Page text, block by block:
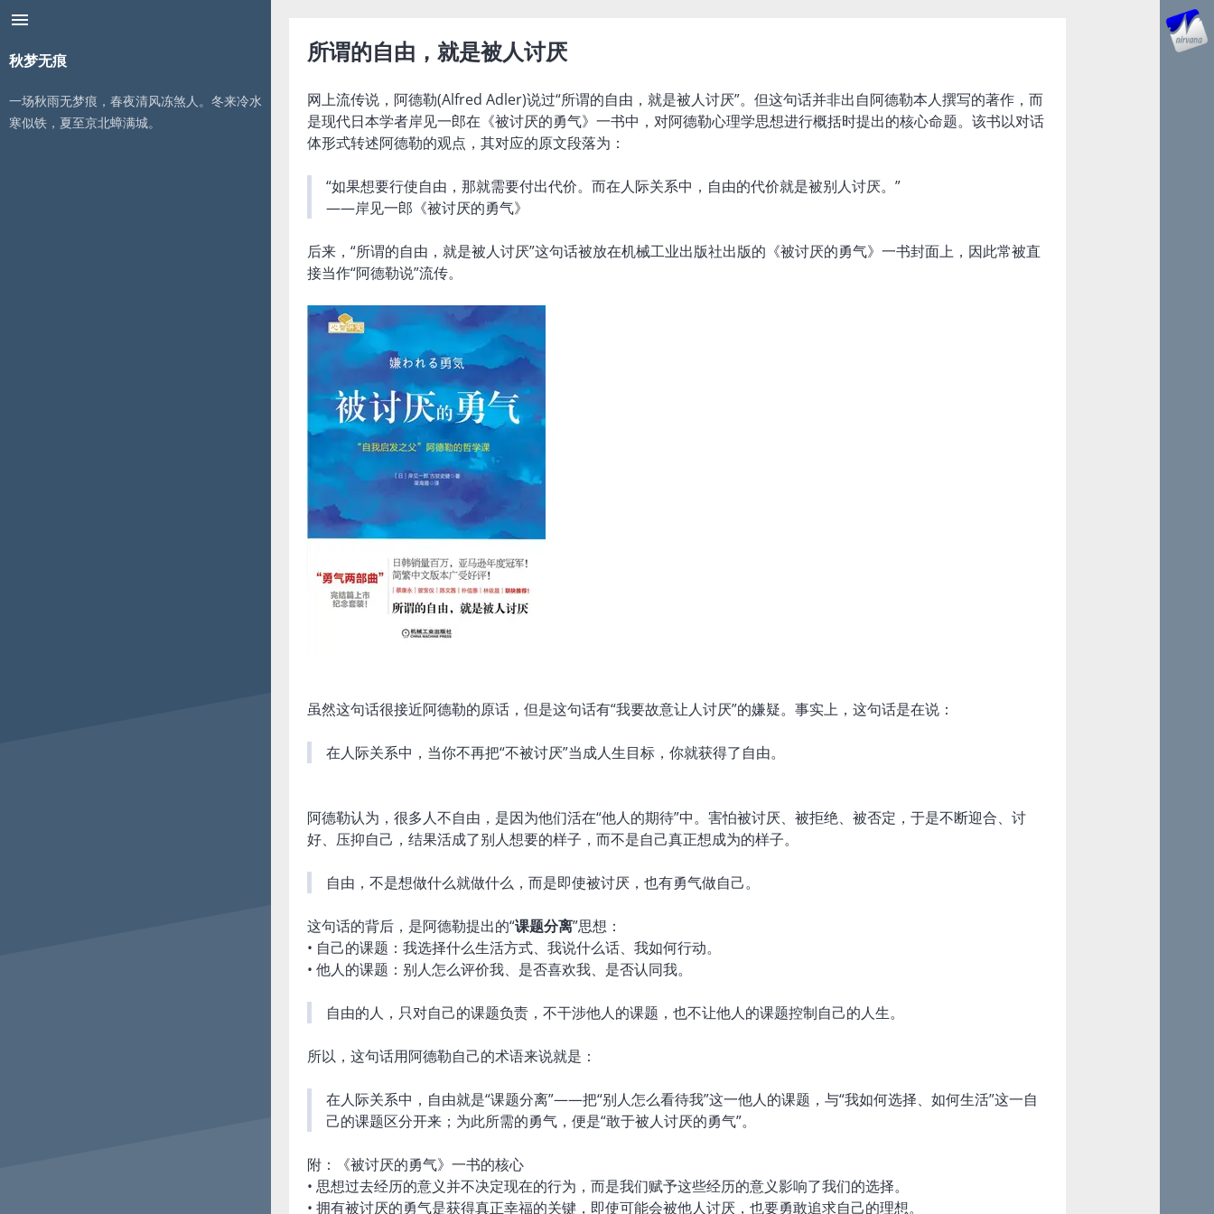
menu
秋梦无痕
一场秋雨无梦痕，春夜清风冻煞人。冬来冷水
寒似铁，夏至京北蟑满城。
所谓的自由，就是被人讨厌
网上流传说，阿德勒(Alfred Adler)说过“所谓的自由，就是被人讨厌”。但这句话并非出自阿德勒本人撰写的著作，而
是现代日本学者岸见一郎在《被讨厌的勇气》一书中，对阿德勒心理学思想进行概括时提出的核心命题。该书以对话
体形式转述阿德勒的观点，其对应的原文段落为：
“如果想要行使自由，那就需要付出代价。而在人际关系中，自由的代价就是被别人讨厌。”
——岸见一郎《被讨厌的勇气》
后来，“所谓的自由，就是被人讨厌”这句话被放在机械工业出版社出版的《被讨厌的勇气》一书封面上，因此常被直
接当作“阿德勒说”流传。
虽然这句话很接近阿德勒的原话，但是这句话有“我要故意让人讨厌”的嫌疑。事实上，这句话是在说：
在人际关系中，当你不再把“不被讨厌”当成人生目标，你就获得了自由。
阿德勒认为，很多人不自由，是因为他们活在“他人的期待”中。害怕被讨厌、被拒绝、被否定，于是不断迎合、讨
好、压抑自己，结果活成了别人想要的样子，而不是自己真正想成为的样子。
自由，不是想做什么就做什么，而是即使被讨厌，也有勇气做自己。
这句话的背后，是阿德勒提出的“课题分离”思想：
• 自己的课题：我选择什么生活方式、我说什么话、我如何行动。
• 他人的课题：别人怎么评价我、是否喜欢我、是否认同我。
自由的人，只对自己的课题负责，不干涉他人的课题，也不让他人的课题控制自己的人生。
所以，这句话用阿德勒自己的术语来说就是：
在人际关系中，自由就是“课题分离”——把“别人怎么看待我”这一他人的课题，与“我如何选择、如何生活”这一自
己的课题区分开来；为此所需的勇气，便是“敢于被人讨厌的勇气”。
附：《被讨厌的勇气》一书的核心
• 思想过去经历的意义并不决定现在的行为，而是我们赋予这些经历的意义影响了我们的选择。
• 拥有被讨厌的勇气是获得真正幸福的关键，即使可能会被他人讨厌，也要勇敢追求自己的理想。